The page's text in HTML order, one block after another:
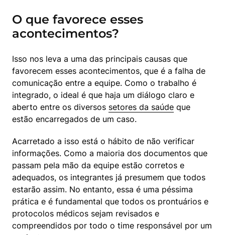
O que favorece esses
acontecimentos?
Isso nos leva a uma das principais causas que
favorecem esses acontecimentos, que é a falha de
comunicação entre a equipe. Como o trabalho é
integrado, o ideal é que haja um diálogo claro e
aberto entre os diversos setores da saúde que
estão encarregados de um caso.
Acarretado a isso está o hábito de não verificar
informações. Como a maioria dos documentos que
passam pela mão da equipe estão corretos e
adequados, os integrantes já presumem que todos
estarão assim. No entanto, essa é uma péssima
prática e é fundamental que todos os prontuários e
protocolos médicos sejam revisados e
compreendidos por todo o time responsável por um